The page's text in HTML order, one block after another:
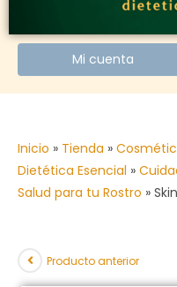
Mi cuenta
Inicio » Tienda »
Dietética Esencial »
Salud para tu Rostro »
Producto anterior